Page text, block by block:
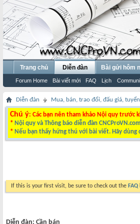
Trang chủ Diễn đàn
Forum Home Bài viết mới FAQ Lịch
Bài gửi hôm
Diễn đàn Mua, bán, trao đổi, đấu giá,
Chú ý: Các bạn nên tham khảo Nội quy trước
* Nội quy và Thông báo diễn đàn CNCProVN.com
* Nếu bạn thấy hứng thú với bài viết. Hãy dùng
If this is your first visit, be sure to check out the FAQ
Diễn đàn: Cần bán